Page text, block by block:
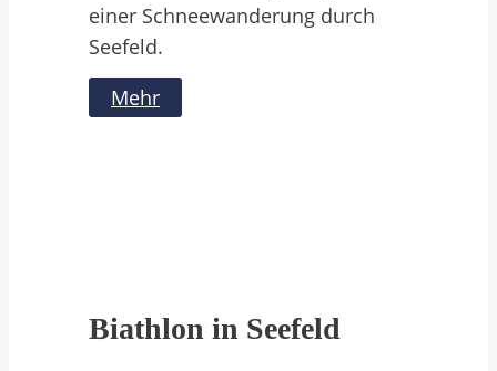
einer Schneewanderung durch
Seefeld.
Mehr
Biathlon in Seefeld